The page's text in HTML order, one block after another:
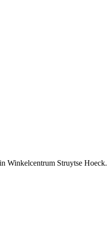
Winkelcentrum Struytse Hoeck.